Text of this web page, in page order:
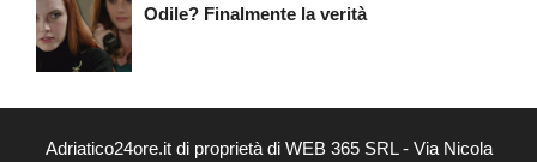
Odile? Finalmente la verità
Adriatico24ore.it di proprietà di WEB 365 SRL - Via Nicola